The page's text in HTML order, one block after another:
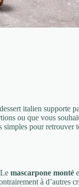
italien supporte
ou que vous
pour retrouver
mascarpone monté
à d’autres